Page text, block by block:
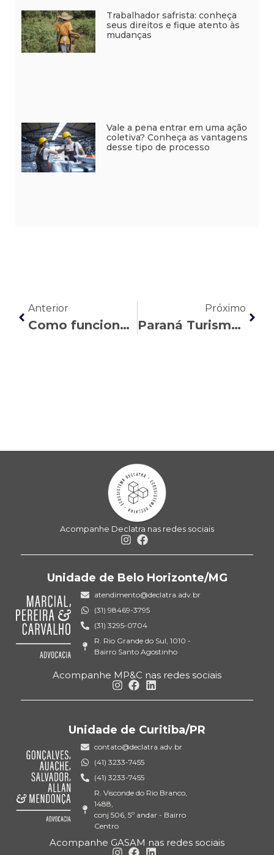
Trabalhador safrista: conheça
seus direitos e fique atento às
mudanças
Vale a pena entrar em uma ação
coletiva? Conheça as vantagens
desse tipo de processo
Anterior
Como funciona a pensão por morte em caso de acidente
Próximo
Paraná Turismo: Maria Vitória Costaldello Ferreira fala sobre o projeto de ampliação da licença-paternidade
Acompanhe Declatra nas redes sociais
Unidade de Belo Horizonte/MG
atendimento@declatra.adv.br
(31) 98469-3795
(31) 3295-0704
R. Rio Grande do Sul, 1010 -
Bairro Santo Agostinho
Acompanhe MP&C nas redes sociais
Unidade de Curitiba/PR
contato@declatra.adv.br
(41) 3233-7455
(41) 3233-7455
R. Visconde do Rio Branco,
1488,
conj 506, 5º andar - Bairro
Centro
Acompanhe GASAM nas redes sociais